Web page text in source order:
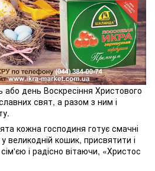
день Воскресіння Христового
свят, а разом з ним і
кожна господиня готує смачні
великодній кошик, присвятити і
і радісно вітаючи, «Христос